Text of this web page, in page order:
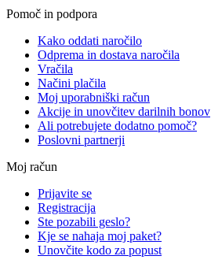
Pomoč in podpora
Kako oddati naročilo
Odprema in dostava naročila
Vračila
Načini plačila
Moj uporabniški račun
Akcije in unovčitev darilnih bonov
Ali potrebujete dodatno pomoč?
Poslovni partnerji
Moj račun
Prijavite se
Registracija
Ste pozabili geslo?
Kje se nahaja moj paket?
Unovčite kodo za popust